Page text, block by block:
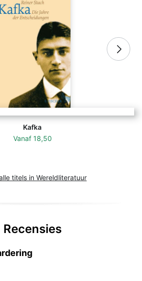
Kafka
Vanaf 18,50
titels in Wereldliteratuur
Recensies